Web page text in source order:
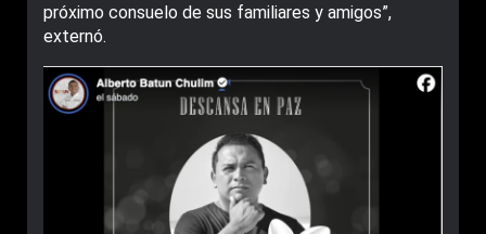
próximo consuelo de sus familiares y amigos”,
externó.